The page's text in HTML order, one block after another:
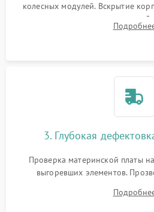
колесных модулей. Вскрытие
очистка внутренних
скопившейся пыли, волос и
3. Глубокая
Проверка материнской платы
выгоревших элементов.
тестирование приводных
всасывания. Оценка состояния